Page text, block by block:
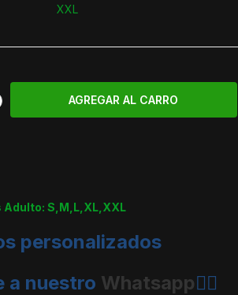
XXL
S,M,L,XL,XXL
personalizados
a nuestro Whatsapp👈🏼